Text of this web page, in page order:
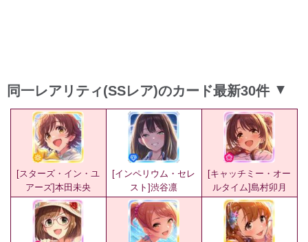
同一レアリティ(SSレア)のカード最新30件 ▲
[スターズ・イン・ユ
アーズ]本田未央
[インペリウム・セレ
スト]渋谷凛
[キャッチミー・オー
ルタイム]島村卯月